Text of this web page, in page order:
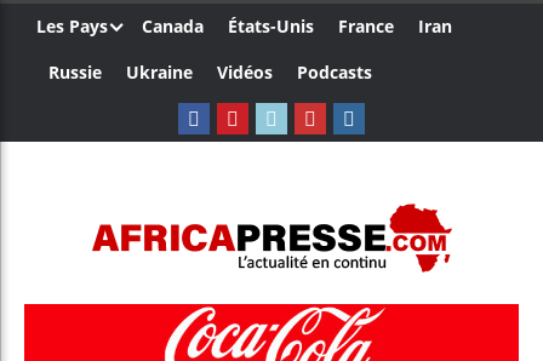
Les Pays Canada États-Unis France
Iran
Russie
Ukraine Vidéos Podcasts